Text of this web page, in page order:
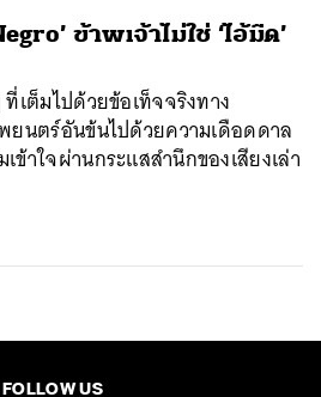
ข้าพเจ้าไม่ใช่ ‘ไอ้มืด’
เต็มไปด้วยข้อเท็จจริงทาง
นตร์อันข้นไปด้วยความเดือดดาล
ข้าใจผ่านกระแสสำนึกของเสียงเล่า
FOLLOW US